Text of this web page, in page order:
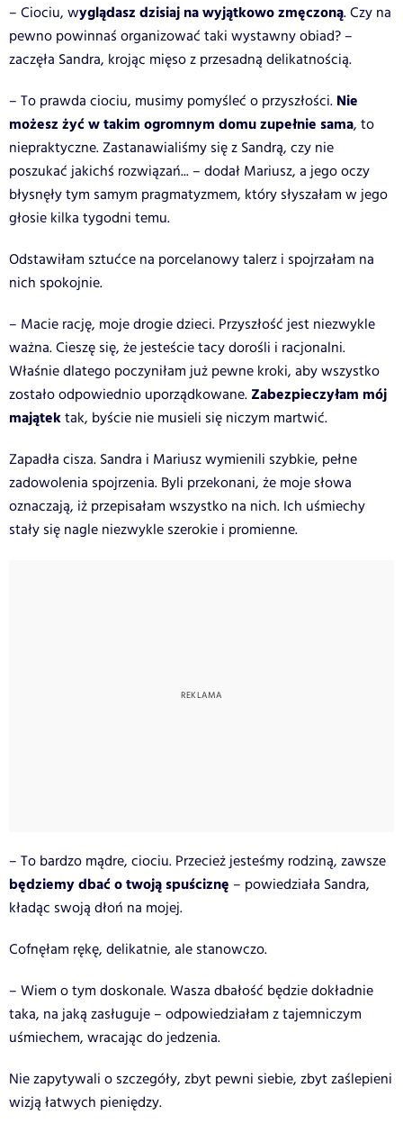
– Ciociu, wyglądasz dzisiaj na wyjątkowo zmęczoną. Czy na
pewno powinnaś organizować taki wystawny obiad? –
zaczęła Sandra, krojąc mięso z przesadną delikatnością.
– To prawda ciociu, musimy pomyśleć o przyszłości. Nie
możesz żyć w takim ogromnym domu zupełnie sama, to
niepraktyczne. Zastanawialiśmy się z Sandrą, czy nie
poszukać jakichś rozwiązań... – dodał Mariusz, a jego oczy
błysnęły tym samym pragmatyzmem, który słyszałam w jego
głosie kilka tygodni temu.
Odstawiłam sztućce na porcelanowy talerz i spojrzałam na
nich spokojnie.
– Macie rację, moje drogie dzieci. Przyszłość jest niezwykle
ważna. Cieszę się, że jesteście tacy dorośli i racjonalni.
Właśnie dlatego poczyniłam już pewne kroki, aby wszystko
zostało odpowiednio uporządkowane. Zabezpieczyłam mój
majątektak, byście nie musieli się niczym martwić.
Zapadła cisza. Sandra i Mariusz wymienili szybkie, pełne
zadowolenia spojrzenia. Byli przekonani, że moje słowa
oznaczają, iż przepisałam wszystko na nich. Ich uśmiechy
stały się nagle niezwykle szerokie i promienne.
– To bardzo mądre, ciociu. Przecież jesteśmy rodziną, zawsze
będziemy dbać o twoją spuściznę – powiedziała Sandra,
kładąc swoją dłoń na mojej.
Cofnęłam rękę, delikatnie, ale stanowczo.
– Wiem o tym doskonale. Wasza dbałość będzie dokładnie
taka, na jaką zasługuje – odpowiedziałam z tajemniczym
uśmiechem, wracając do jedzenia.
Nie zapytywali o szczegóły, zbyt pewni siebie, zbyt zaślepieni
wizją łatwych pieniędzy.